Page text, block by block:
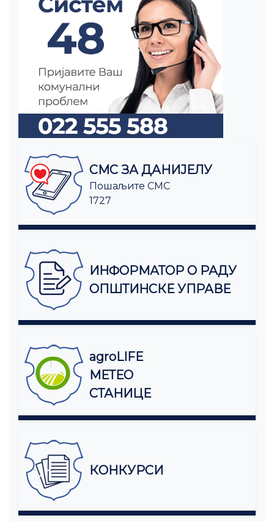
СМС ЗА ДАНИЈЕЛУ
Пошаљите СМС
1727
ИНФОРМАТОР О РАДУ
ОПШТИНСКЕ УПРАВЕ
agroLIFE
МЕТЕО
СТАНИЦЕ
КОНКУРСИ